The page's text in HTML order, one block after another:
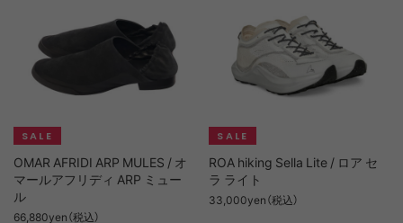
OMAR AFRIDI ARP MULES / オ
マールアフリディ ARP ミュー
ル
66,880yen（税込）
ROA hiking Sella Lite / ロア セ
ラ ライト
33,000yen（税込）